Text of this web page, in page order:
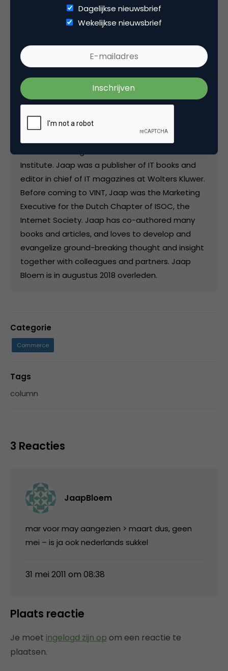
Deel dit artikel
Research Director Sogeti/VINT bij
Sogeti/VINT
Jaap Bloem is in IT since the PC and now a
Institute. Jaap was a publisher of IT books and
editor in chief of IT magazines at Wolters Kluwer.
Before coming to VINT, Jaap was the Marketing
Executive for the Dutch Chapter of ISOC, the
Internet Society. Jaap has co-authored many
books and articles, and loves to develop and
evangelize ground-breaking thought and insight
together with colleagues and partners. Jaap
Bloem is in augustus 2018 overleden.
Categorie
Commerce
Tags
column
3 Reacties
JaapBloem
mar voor may aangezien > maart dus, geen
mei – is ja ook nederlands sukkel
31 mei 2011 om 08:38
Plaats reactie
Je moet ingelogd zijn op om een reactie te
plaatsen.
Dagelijkse nieuwsbrief
Wekelijkse nieuwsbrief